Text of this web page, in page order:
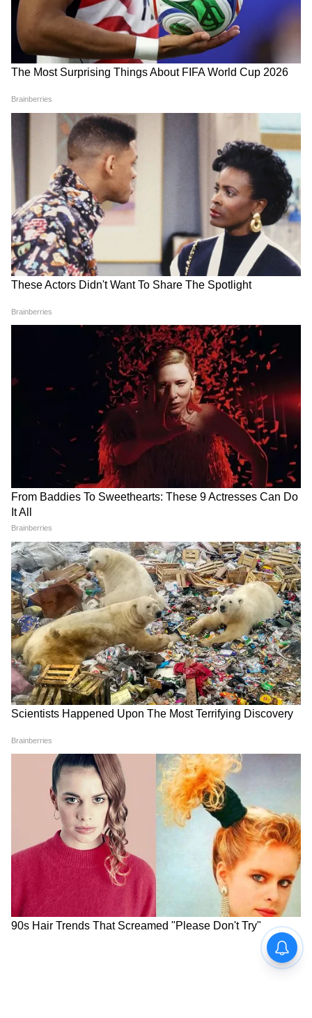
Peloton, Tripadvisor এবং AllTrails এর মতো
অ্যাপ।
আরও খবরের আপডেট পেতে চোখ রাখুন
আমাদের হোয়াটসঅ্যাপ চ্যানেলে, ক্লিক করুন
এখানে।
Suvendu Adhikari: ভবানীপুরের গুরুদ্বারে
গিয়ে বড় কথা মুখ্যমন্ত্রী শুভেন্দুর, হৃদয়
ছুঁলেন শিখদের